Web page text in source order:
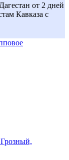
от 2 дней
Кавказа с